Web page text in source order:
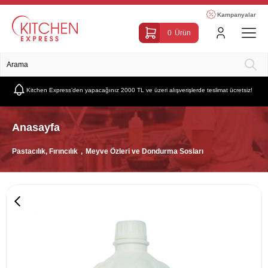
Kampanyalar
0 Ürün
Kitchen Express’den yapacağınız 2000 TL ve üzeri alışverişlerde teslimat ücretsiz!
Anasayfa
Pastacılık, Fırıncılık Meyve Özleri ve Dondurma Sosları